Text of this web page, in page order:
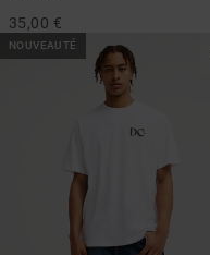
35,00 €
NOUVEAUTÉ